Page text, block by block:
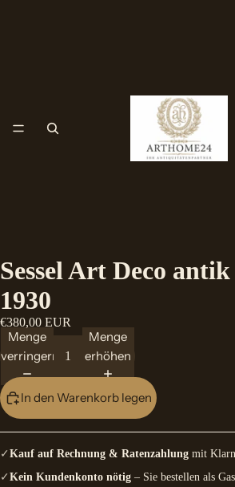
Sessel Art Deco
1930
€380,00 EUR
Menge
verringern
Menge
erhöhen
In den Warenkorb legen
✓ Kauf auf Rechnung & Ratenzahlung mit
✓ Kein Kundenkonto nötig – Sie bestellen als